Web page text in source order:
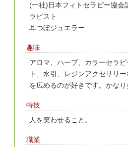
(一社)日本フィトセラピー協会
ラピスト
耳つぼジュエラー
趣味
アロマ、ハーブ、カラーセラ
ト、水引、レジンアクセサリ
を広めるのが好きです。かなり
特技
人を笑わせること。
職業